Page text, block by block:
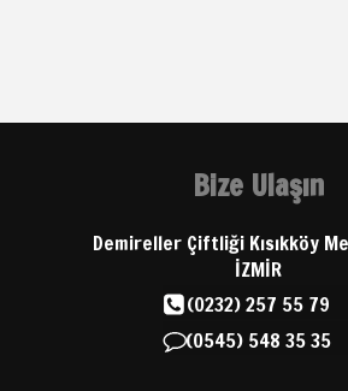
Bize Ulaşın
Demireller Çiftliği Kısıkköy
İZMİR
(0232) 257 55 79
(0545) 548 35 35